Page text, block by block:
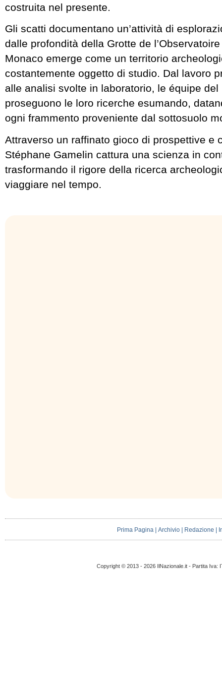
costruita nel presente.
Gli scatti documentano un’attività di
dalle profondità della Grotte de
Monaco emerge come un territorio
costantemente oggetto di studio. Dal lavoro
alle analisi svolte in laboratorio, le équipe del
proseguono le loro ricerche esumando,
ogni frammento proveniente dal sottosuolo
Attraverso un raffinato gioco di prospettive e
Stéphane Gamelin cattura una scienza in
trasformando il rigore della ricerca
viaggiare nel tempo.
Prima Pagina |Archivio | Redazione |
Copyright © 2013 - 2026 IlNazionale.it - Partita Iva: